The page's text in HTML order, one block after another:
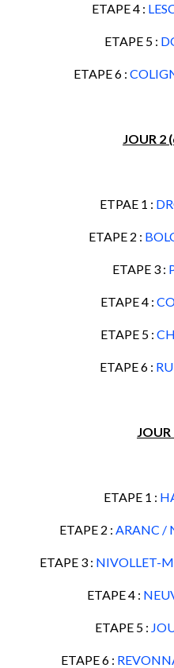
ETAPE 4 :
ETAPE 5 :
ETAPE 6 :
JOUR 2
ETPAE 1 :
ETAPE 2 :
ETAPE 3 :
ETAPE 4 :
ETAPE 5 :
ETAPE 6 :
JOUR
ETAPE 1 :
ETAPE 2 : ARANC /
ETAPE 3 : NIVOLLET-
ETAPE 4 :
ETAPE 5 :
ETAPE 6 :